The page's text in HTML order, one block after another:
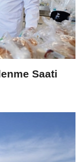
Saati